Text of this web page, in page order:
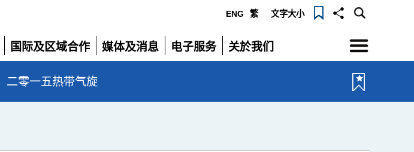
ENG 繁 文字大小
国际及区域合作
展
开
媒体及消息
展
电子服务
展
关於我们
展
选
单
二零一五热带气旋